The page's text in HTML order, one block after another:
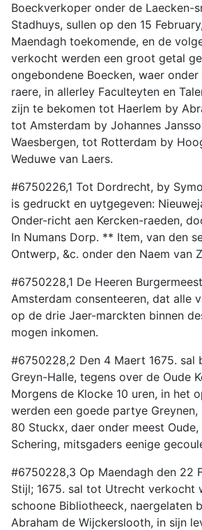
Boeckverkoper onder de Laecken-
Stadhuys, sullen op den 15
Maendagh toekomende, en de
verkocht werden een groot getal
ongebondene Boecken, waer
raere, in allerley Faculteyten en
zijn te bekomen tot Haerlem by
tot Amsterdam by Johannes
Waesbergen, tot Rotterdam by
Weduwe van Laers.
#6750226,1 Tot Dordrecht, by
is gedruckt en uytgegeven:
Onder-richt aen Kercken-raeden,
In Numans Dorp. ** Item, van den
Ontwerp, &c. onder den Naem van
#6750228,1 De Heeren
Amsterdam consenteeren, dat alle
op de drie Jaer-marckten binnen
mogen inkomen.
#6750228,2 Den 4 Maert 1675. sal
Greyn-Halle, tegens over de Oude
Morgens de Klocke 10 uren, in het
werden een goede partye Greynen,
80 Stuckx, daer onder meest
Schering, mitsgaders eenige
#6750228,3 Op Maendagh den 22
Stijl; 1675. sal tot Utrecht verkocht
schoone Bibliotheeck, naergelaten
Abraham de Wijckerslooth, in sijn